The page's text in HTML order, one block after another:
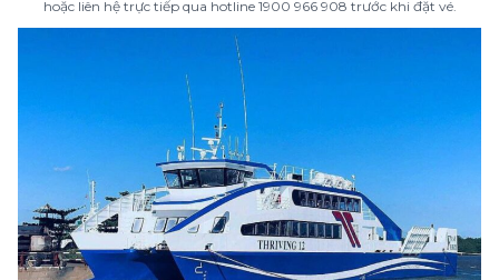
hoặc liên hệ trực tiếp qua hotline 1900 966 908 trước khi đặt vé.